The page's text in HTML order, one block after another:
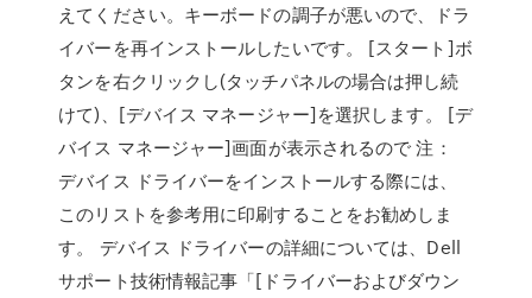
えてください。キーボードの調子が悪いので、ドラ
イバーを再インストールしたいです。 [スタート]ボ
タンを右クリックし(タッチパネルの場合は押し続
けて)、[デバイス マネージャー]を選択します。 [デ
バイス マネージャー]画面が表示されるので 注：
デバイス ドライバーをインストールする際には、
このリストを参考用に印刷することをお勧めしま
す。 デバイス ドライバーの詳細については、Dell
サポート技術情報記事「[ドライバーおよびダウン